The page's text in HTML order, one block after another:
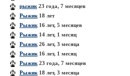
рыжик 23 года, 7 месяцев
Рыжик 18 лет
Рыжик 16 лет, 5 месяцев
Рыжик 14 лет, 1 месяц
Рыжик 26 лет, 3 месяца
Рыжик 16 лет, 1 месяц
Рыжик 23 года, 7 месяцев
Рыжик 18 лет, 3 месяца